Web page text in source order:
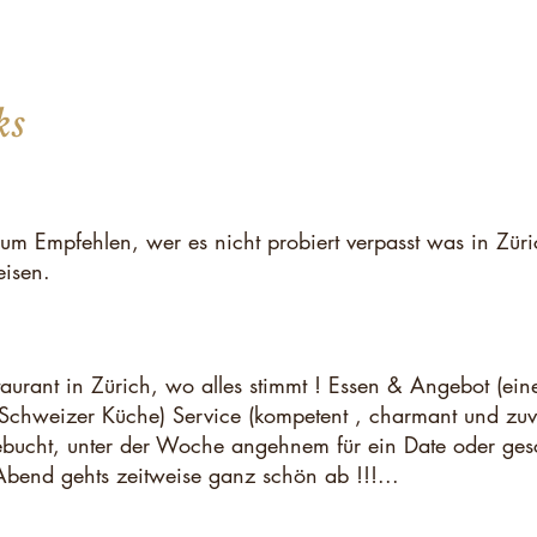
Empfehlen, wer es nicht probiert verpasst was in
in Zürich, wo alles stimmt ! Essen & Angebot
Küche) Service (kompetent , charmant und
unter der Woche angehnem für ein Date oder
gehts zeitweise ganz schön ab !!!...